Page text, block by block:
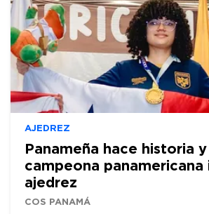
AJEDREZ
Panameña hace historia
campeona panamericana
ajedrez
COS PANAMÁ